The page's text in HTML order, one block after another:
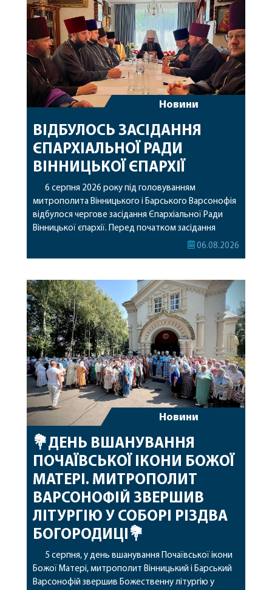
Новини
ВІДБУЛОСЬ ЗАСІДАННЯ
ЄПАРХІАЛЬНОЇ РАДИ
ВІННИЦЬКОЇ ЄПАРХІЇ
6 серпня 2026 року під головуванням
митрополита Вінницького і Барського Варсонофія
відбулося чергове засідання Єпархіальної Ради
Вінницької єпархії. Перед початком засідання
секретар Єпархіальної Ради від імені членів Ради
побажавши йому міцного здоров’я, Божої
допомоги, миру, духовної радості та
благословенних успіхів у подальшому
архіпастирському служінні. […]
06.08.2026
Новини
💐ДЕНЬ ВШАНУВАННЯ
ПОЧАЇВСЬКОЇ ІКОНИ БОЖОЇ
МАТЕРІ. МИТРОПОЛИТ
ВАРСОНОФІЙ ЗВЕРШИВ
ЛІТУРГІЮ У СОБОРІ РІЗДВА
БОГОРОДИЦІ💐
5 серпня, у день вшанування Почаївської ікони
Божої Матері, митрополит Вінницький і Барський
Варсонофій звершив Божественну літургію у